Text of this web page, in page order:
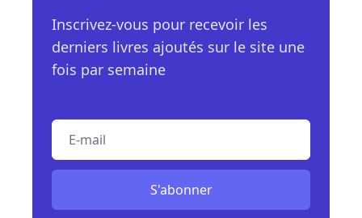
Inscrivez-vous pour recevoir les
derniers livres ajoutés sur le site une
fois par semaine
S'abonner